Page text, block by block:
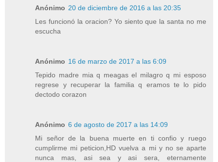
Anónimo 20 de diciembre de 2016 a las 20:35
Les funcionó la oracion? Yo siento que la santa no me
escucha
Anónimo 16 de marzo de 2017 a las 6:09
Tepido madre mia q meagas el milagro q mi esposo
regrese y recuperar la familia q eramos te lo pido
dectodo corazon
Anónimo 6 de agosto de 2017 a las 14:09
Mi señor de la buena muerte en ti confio y ruego
cumplirme mi peticion,HD vuelva a mi y no se aparte
nunca mas, asi sea y asi sera, eternamente